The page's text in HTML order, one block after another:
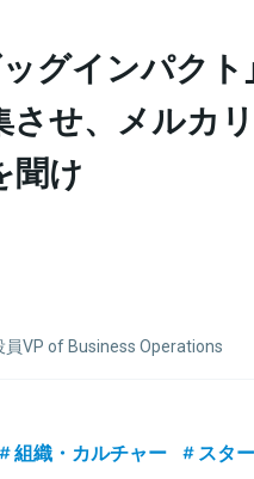
グインパクト
させ、メルカ
聞け
員VP of Business Operations
年に株式会社リヴァンプに参
ティマーケティング（ポンタポ
組織・カルチャー スタ